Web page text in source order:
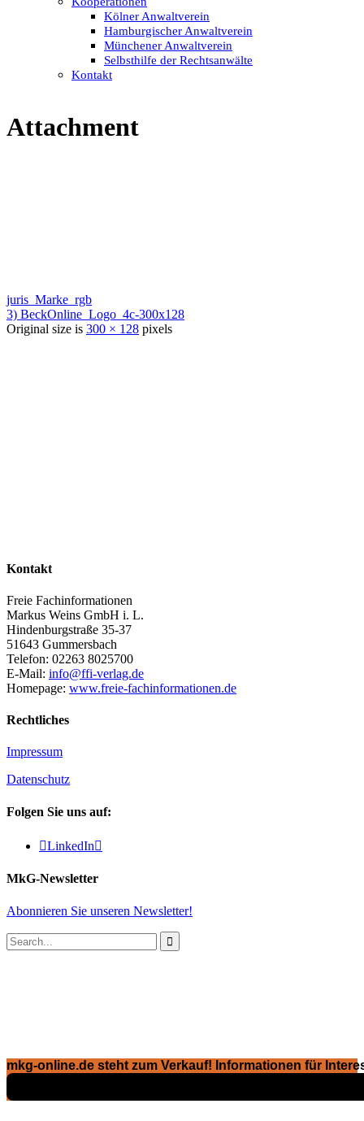
Kölner Anwaltverein
Hamburgischer Anwaltverein
Münchener Anwaltverein
Selbsthilfe der Rechtsanwälte
Kontakt
Attachment
juris_Marke_rgb
3) BeckOnline_Logo_4c-300x128
Original size is 300 × 128 pixels
Kontakt
Freie Fachinformationen
Markus Weins GmbH i. L.
Hindenburgstraße 35-37
51643 Gummersbach
Telefon: 02263 8025700
E-Mail: info@ffi-verlag.de
Homepage: www.freie-fachinformationen.de
Rechtliches
Impressum
Datenschutz
Folgen Sie uns auf:
LinkedIn
MkG-Newsletter
Abonnieren Sie unseren Newsletter!

mkg-online.de steht zum Verkauf! Informationen für